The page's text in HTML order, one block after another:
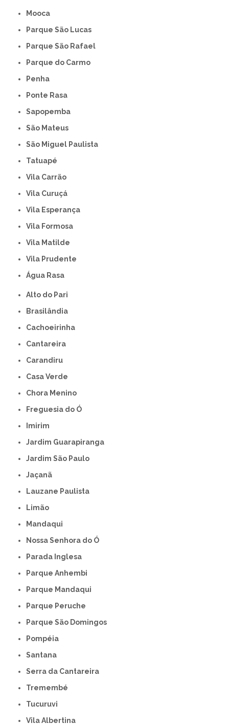
Mooca
Parque São Lucas
Parque São Rafael
Parque do Carmo
Penha
Ponte Rasa
Sapopemba
São Mateus
São Miguel Paulista
Tatuapé
Vila Carrão
Vila Curuçá
Vila Esperança
Vila Formosa
Vila Matilde
Vila Prudente
Água Rasa
Alto do Pari
Brasilândia
Cachoeirinha
Cantareira
Carandiru
Casa Verde
Chora Menino
Freguesia do Ó
Imirim
Jardim Guarapiranga
Jardim São Paulo
Jaçanã
Lauzane Paulista
Limão
Mandaqui
Nossa Senhora do Ó
Parada Inglesa
Parque Anhembi
Parque Mandaqui
Parque Peruche
Parque São Domingos
Pompéia
Santana
Serra da Cantareira
Tremembé
Tucuruvi
Vila Albertina